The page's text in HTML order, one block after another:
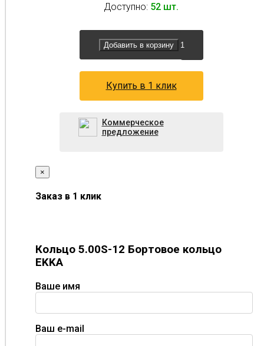
Доступно: 52 шт.
Добавить в корзину
Купить в 1 клик
Коммерческое
предложение
×
Заказ в 1 клик
Кольцо 5.00S-12 Бортовое кольцо
EKKA
Ваше имя
Ваш e-mail